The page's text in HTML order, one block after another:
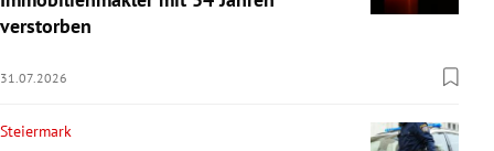
verstorben
31.07.2026
Steiermark